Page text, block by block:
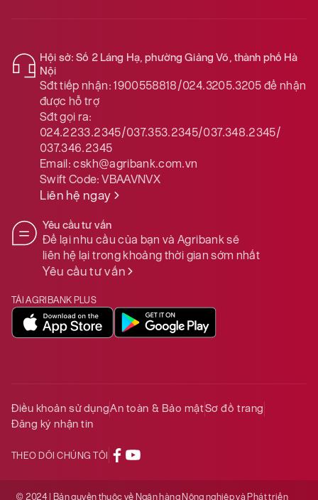
Hội sở: Số 2 Láng Hạ, phường Giảng Võ, thành phố Hà
Nội
Sđt tiếp nhận: 1900558818/024.3205.3205để nhận
được hỗ trợ
Sđt gọi ra:
024.2233.2345/037.353.2345/037.348.2345/
037.346.2345
Email:cskh@agribank.com.vn
Swift Code:VBAAVNVX
Liên hệ ngay
Yêu cầu tư vấn
Để lại nhu cầu của bạn và Agribank sẽ
liên hệ lại trong khoảng thời gian sớm nhất
Yêu cầu tư vấn
TẢI AGRIBANK PLUS
Điều khoản sử dụngAn toàn & Bảo mậtSơ đồ trang
Đăng ký nhận tin
THEO DÕI CHÚNG TÔI
© 2024 | Bản quyền thuộc về Ngân hàng Nông nghiệp và Phát triển